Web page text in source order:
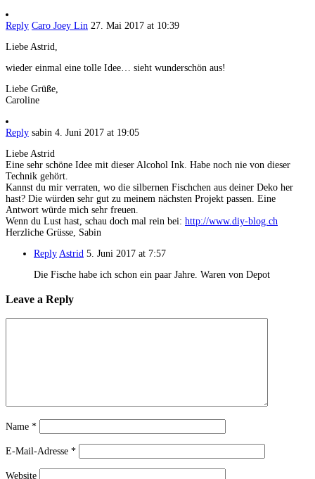
Reply Caro Joey Lin 27. Mai 2017 at 10:39
Liebe Astrid,
wieder einmal eine tolle Idee… sieht wunderschön aus!
Liebe Grüße,
Caroline
Reply sabin 4. Juni 2017 at 19:05
Liebe Astrid
Eine sehr schöne Idee mit dieser Alcohol Ink. Habe noch nie von dieser
Technik gehört.
Kannst du mir verraten, wo die silbernen Fischchen aus deiner Deko her
hast? Die würden sehr gut zu meinem nächsten Projekt passen. Eine
Antwort würde mich sehr freuen.
Wenn du Lust hast, schau doch mal rein bei: http://www.diy-blog.ch
Herzliche Grüsse, Sabin
Reply Astrid 5. Juni 2017 at 7:57
Die Fische habe ich schon ein paar Jahre. Waren von Depot
Leave a Reply
Name *
E-Mail-Adresse *
Website